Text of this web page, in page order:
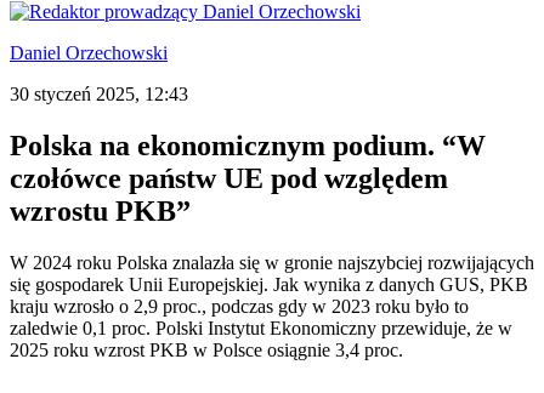
Daniel Orzechowski
30 styczeń 2025, 12:43
Polska na ekonomicznym podium. “W
czołówce państw UE pod względem
wzrostu PKB”
W 2024 roku Polska znalazła się w gronie najszybciej rozwijających
się gospodarek Unii Europejskiej. Jak wynika z danych GUS, PKB
kraju wzrosło o 2,9 proc., podczas gdy w 2023 roku było to
zaledwie 0,1 proc. Polski Instytut Ekonomiczny przewiduje, że w
2025 roku wzrost PKB w Polsce osiągnie 3,4 proc.